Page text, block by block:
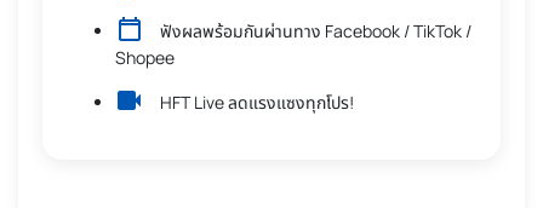
ฟังผลพร้อมกันผ่านทาง Facebook / TikTok /
Shopee
HFT Live ลดแรงแซงทุกโปร!